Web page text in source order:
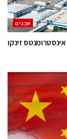
‫שבבים‬
זינקו